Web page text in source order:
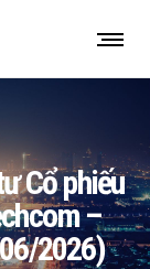
Cổ phiếu
–
2026)